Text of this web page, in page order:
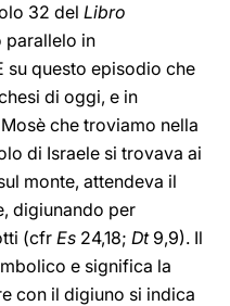
32 del Libro
parallelo in
su questo episodio che
di oggi, e in
che troviamo nella
di Israele si trovava ai
monte, attendeva il
digiunando per
(cfr Es 24,18; Dt9,9). Il
e significa la
con il digiuno si indica